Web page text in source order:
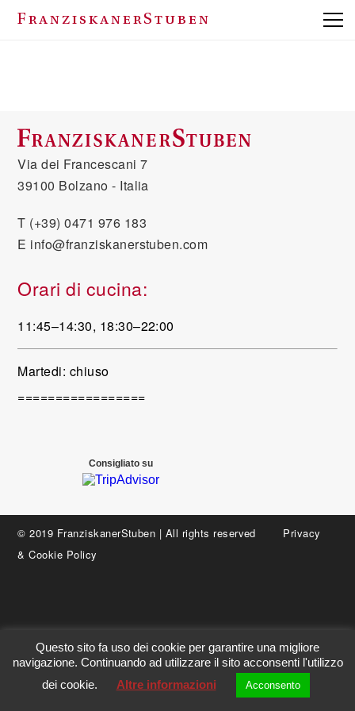
Via dei Francescani 7
39100 Bolzano - Italia
T (+39) 0471 976 183
E info@franziskanerstuben.com
Orari di cucina:
11:45–14:30, 18:30–22:00
Martedi: chiuso
=================
Consigliato su
© 2019 FranziskanerStuben | All rights reserved
Privacy
&Cookie Policy
FranziskanerStuben
Questo sito fa uso dei cookie per garantire una migliore
navigazione. Continuando ad utilizzare il sito acconsenti l'utilizzo
dei cookie.
Altre informazioni Acconsento